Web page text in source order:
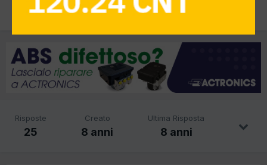
Risposte
25
Creato
8 anni
Ultima Risposta
8 anni